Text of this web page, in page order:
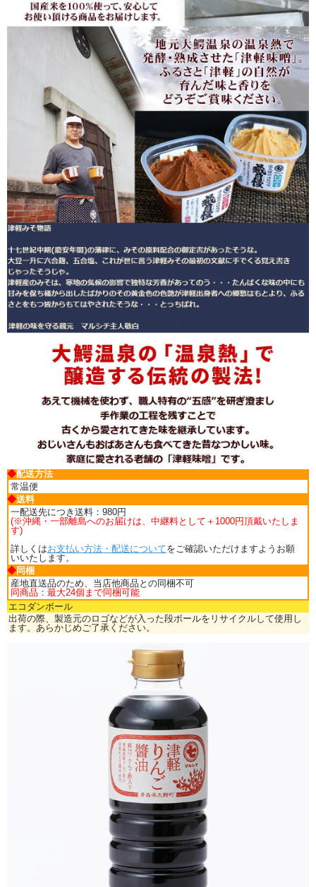
◆配送方法
常温便
◆送料
一配送先につき送料：980円
(※沖縄・一部離島へのお届けは、中継料として＋1000円頂戴いたしま
す)
詳しくはお支払い方法・配送についてをご確認いただけますようお願
いいたします。
◆同梱
産地直送品のため、当店他商品との同梱不可
同商品：最大24個まで同梱可能
エコダンボール
出荷の際、製造元のロゴなどが入った段ボールをリサイクルして使用し
ます。あらかじめご了承ください。